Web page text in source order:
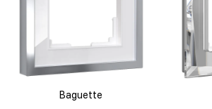
Baguette